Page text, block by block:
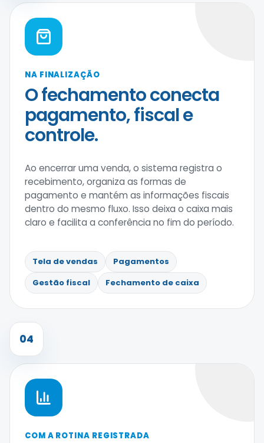
NA FINALIZAÇÃO
O fechamento conecta
pagamento, fiscal e
controle.
Ao encerrar uma venda, o sistema registra o
recebimento, organiza as formas de
pagamento e mantém as informações fiscais
dentro do mesmo fluxo. Isso deixa o caixa mais
claro e facilita a conferência no fim do período.
Tela de vendas
Pagamentos
Gestão fiscal
Fechamento de caixa
04
COM A ROTINA REGISTRADA